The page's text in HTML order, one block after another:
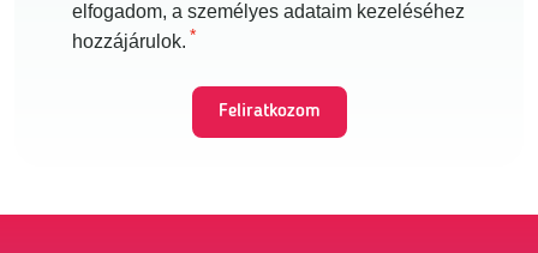
elfogadom, a személyes adataim kezeléséhez
hozzájárulok.